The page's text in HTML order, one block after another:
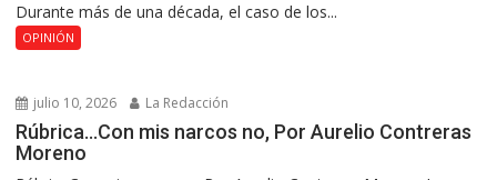
Durante más de una década, el caso de los...
OPINIÓN
julio 10, 2026 La Redacción
Rúbrica…Con mis narcos no, Por Aurelio Contreras
Moreno